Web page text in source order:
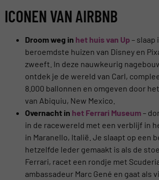
ICONEN VAN AIRBNB
Droom weg in het huis van Up– slaap
beroemdste huizen van Disney en
zweeft. In deze nauwkeurig
ontdek je de wereld van Carl,
8.000 ballonnen en omgeven door
van Abiquiu, New Mexico.
Overnacht in het Ferrari Museum–
in de racewereld met een verblijf in
in Maranello, Italië. Je slaapt op een
hetzelfde leder gemaakt is als de
Ferrari, racet een rondje met
ambassadeur Marc Gené en gaat als